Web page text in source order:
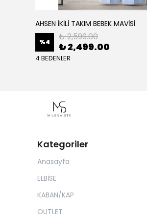
AHSEN İKİLİ TAKIM BEBEK MAVİSİ
%4 ₺ 2,599.00
₺ 2,499.00
4 BEDENLER
Kategoriler
Anasayfa
ELBİSE
KABAN/KAP
OUTLET